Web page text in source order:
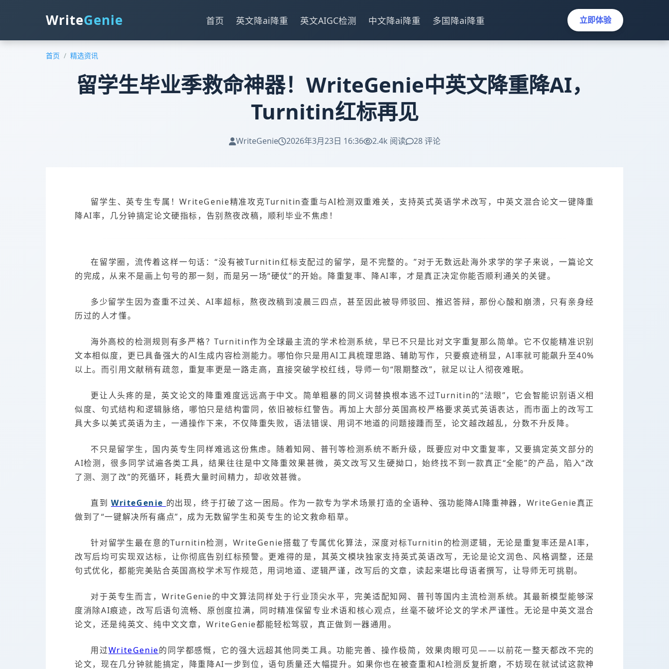
WriteGenie 首页 英文降ai降重 英文AIGC检测 中文降ai降重 多国降ai降重 立即体验
首页 / 精选资讯
留学生毕业季救命神器！WriteGenie中英文降重降AI，
Turnitin红标再见
WriteGenie 2026年3月23日 16:36 2.4k 阅读 28 评论
留学生、英专生专属！WriteGenie精准攻克Turnitin查重与AI检测双重难关，支持英式英语学术改写，中英文混合论文一键降重
降AI率，几分钟搞定论文硬指标，告别熬夜改稿，顺利毕业不焦虑！
在留学圈，流传着这样一句话：“没有被Turnitin红标支配过的留学，是不完整的。”对于无数远赴海外求学的学子来说，一篇论文
的完成，从来不是画上句号的那一刻，而是另一场“硬仗”的开始。降重复率、降AI率，才是真正决定你能否顺利通关的关键。
多少留学生因为查重不过关、AI率超标，熬夜改稿到凌晨三四点，甚至因此被导师驳回、推迟答辩，那份心酸和崩溃，只有亲身经
历过的人才懂。
海外高校的检测规则有多严格？Turnitin作为全球最主流的学术检测系统，早已不只是比对文字重复那么简单。它不仅能精准识别
文本相似度，更已具备强大的AI生成内容检测能力。哪怕你只是用AI工具梳理思路、辅助写作，只要痕迹稍显，AI率就可能飙升至40%
以上。而引用文献稍有疏忽，重复率更是一路走高，直接突破学校红线，导师一句“限期整改”，就足以让人彻夜难眠。
更让人头疼的是，英文论文的降重难度远远高于中文。简单粗暴的同义词替换根本逃不过Turnitin的“法眼”，它会智能识别语义相
似度、句式结构和逻辑脉络，哪怕只是结构雷同，依旧被标红警告。再加上大部分英国高校严格要求英式英语表达，而市面上的改写工
具大多以美式英语为主，一通操作下来，不仅降重失败，语法错误、用词不地道的问题接踵而至，论文越改越乱，分数不升反降。
不只是留学生，国内英专生同样难逃这份焦虑。随着知网、普刊等检测系统不断升级，既要应对中文重复率，又要搞定英文部分的
AI检测，很多同学试遍各类工具，结果往往是中文降重效果甚微，英文改写又生硬拗口，始终找不到一款真正“全能”的产品，陷入“改
了测、测了改”的死循环，耗费大量时间精力，却收效甚微。
直到 WriteGenie 的出现，终于打破了这一困局。作为一款专为学术场景打造的全语种、强功能降AI降重神器，WriteGenie真正
做到了“一键解决所有痛点”，成为无数留学生和英专生的论文救命稻草。
针对留学生最在意的Turnitin检测，WriteGenie搭载了专属优化算法，深度对标Turnitin的检测逻辑，无论是重复率还是AI率，
改写后均可实现双达标，让你彻底告别红标预警。更难得的是，其英文模块独家支持英式英语改写，无论是论文润色、风格调整，还是
句式优化，都能完美贴合英国高校学术写作规范，用词地道、逻辑严谨，改写后的文章，读起来堪比母语者撰写，让导师无可挑剔。
对于英专生而言，WriteGenie的中文算法同样处于行业顶尖水平，完美适配知网、普刊等国内主流检测系统。其最新模型能够深
度消除AI痕迹，改写后语句流畅、原创度拉满，同时精准保留专业术语和核心观点，丝毫不破坏论文的学术严谨性。无论是中英文混合
论文，还是纯英文、纯中文文章，WriteGenie都能轻松驾驭，真正做到一器通用。
用过WriteGenie的同学都感慨，它的强大远超其他同类工具。功能完善、操作极简，效果肉眼可见——以前花一整天都改不完的
论文，现在几分钟就能搞定，降重降AI一步到位，语句质量还大幅提升。如果你也在被查重和AI检测反复折磨，不妨现在就试试这款神